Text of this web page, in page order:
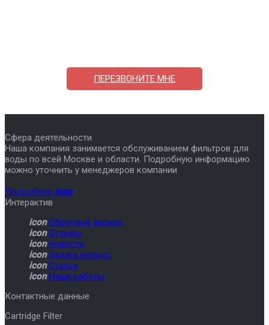
ПЕРЕЗВОНИТЕ МНЕ
Сфера деятельности
Наша компания занимается обслуживанием фильтров для
воды по всей Москве и области. Подробную информацию
можно уточнить у менеджеров компании
Подробнее icon
Интерактив
icon Обратный звонок
icon Отзывы
icon Новости
icon Задать вопрос
icon Статьи
icon Наши работы
Контактные данные
Cartridge Filter